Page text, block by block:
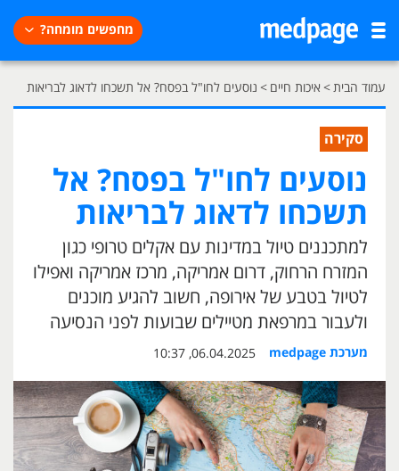
מחפשים מומחה?
עמוד הבית> איכות חיים > נוסעים לחו"ל בפסח? אל תשכחו לדאוג לבריאות
סקירה
נוסעים לחו"ל בפסח? אל
תשכחו לדאוג לבריאות
למתכננים טיול במדינות עם אקלים טרופי כגון
המזרח הרחוק, דרום אמריקה, מרכז אמריקה ואפילו
לטיול בטבע של אירופה, חשוב להגיע מוכנים
ולעבור במרפאת מטיילים שבועות לפני הנסיעה
מערכת medpage 06.04.2025, 10:37